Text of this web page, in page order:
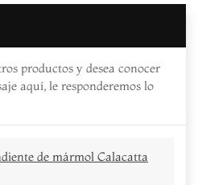
productos y desea conocer
aquí, le responderemos lo
de mármol Calacatta